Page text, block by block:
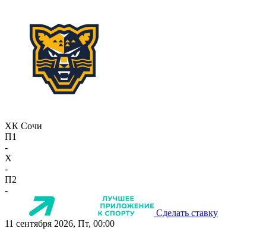
ХК Сочи
П1
-
X
-
П2
-
Сделать ставку
11 сентября 2026, Пт, 00:00